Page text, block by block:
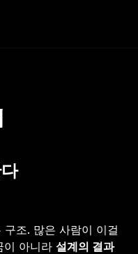
조. 많은 사람이 이걸
이 아니라 설계의 결과